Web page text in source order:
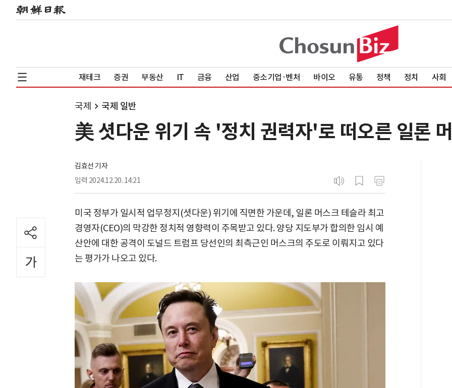
재테크 증권 부동산 IT 금융 산업 중소기업·벤처 바이오 유통 정책 정치 사회
국제 국제 일반
美 셧다운 위기 속 '정치 권력자'로 떠오른 일론
김효선 기자
입력 2024.12.20. 14:21
미국 정부가 일시적 업무정지(셧다운) 위기에 직면한 가운데, 일론 머스크 테슬라 최고
경영자(CEO)의 막강한 정치적 영향력이 주목받고 있다. 양당 지도부가 합의한 임시 예
산안에 대한 공격이 도널드 트럼프 당선인의 최측근인 머스크의 주도로 이뤄지고 있다
는 평가가 나오고 있다.